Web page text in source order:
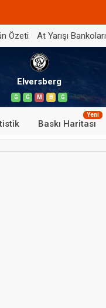
Özeti At Yarışı Bankoları
Elversberg
G G M B G
Baskı Haritası
Yeni